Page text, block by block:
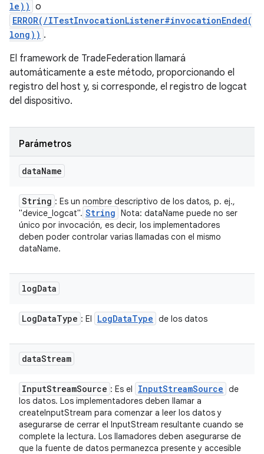
le)) o
ERROR(/ITestInvocationListener#invocationEnded(
long)) .
El framework de TradeFederation llamará
automáticamente a este método, proporcionando el
registro del host y, si corresponde, el registro de logcat
del dispositivo.
Parámetros
dataName
String : Es un nombre descriptivo de los datos, p. ej.,
"device_logcat". String Nota: dataName puede no ser
único por invocación, es decir, los implementadores
deben poder controlar varias llamadas con el mismo
dataName.
logData
LogDataType : El LogDataType de los datos
dataStream
InputStreamSource : Es el InputStreamSource de
los datos. Los implementadores deben llamar a
createInputStream para comenzar a leer los datos y
asegurarse de cerrar el InputStream resultante cuando se
complete la lectura. Los llamadores deben asegurarse de
que la fuente de datos permanezca presente y accesible